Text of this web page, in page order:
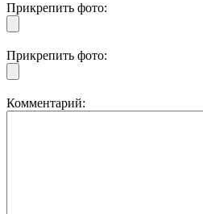
Прикрепить фото:
Прикрепить фото:
Комментарий: